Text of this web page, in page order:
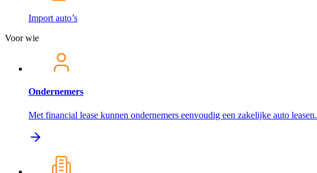
Import auto’s
Voor wie
Ondernemers
Met financial lease kunnen ondernemers eenvoudig een zakelijke auto leasen.